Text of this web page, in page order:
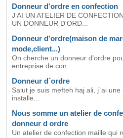
Donneur d'ordre en confection
J AI UN ATELIER DE
UN DONNEUR D'ORD...
Donneur d'ordre(maison de
mode,client...)
On cherche un donneur d'ordre
entreprise de con...
Donneur d`ordre
Salut je suis mefteh haj ali, j`ai
installe...
Nous somme un atelier de
donneur d ordre
Un atelier de confection maille qui